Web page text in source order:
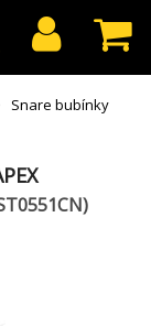
Snare bubínky